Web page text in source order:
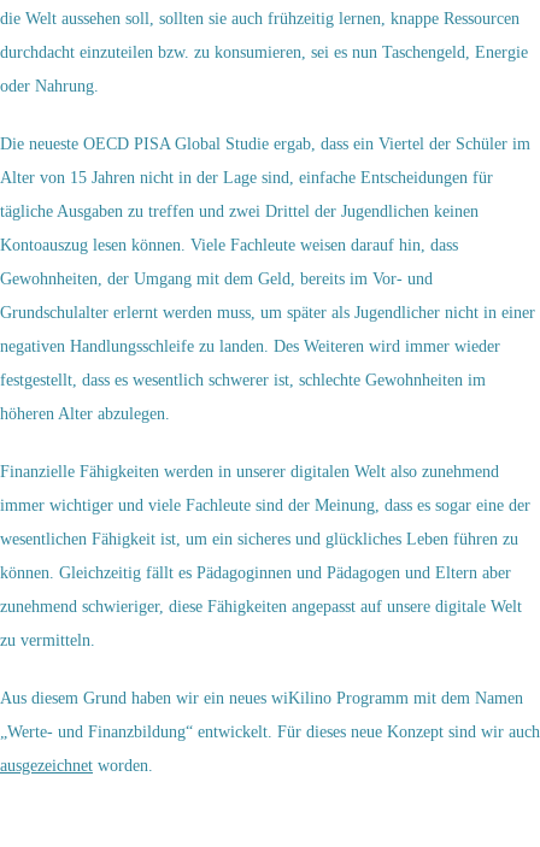
die Welt aussehen soll, sollten sie auch frühzeitig lernen, knappe Ressourcen
durchdacht einzuteilen bzw. zu konsumieren, sei es nun Taschengeld, Energie
oder Nahrung.
Die neueste OECD PISA Global Studie ergab, dass ein Viertel der Schüler im
Alter von 15 Jahren nicht in der Lage sind, einfache Entscheidungen für
tägliche Ausgaben zu treffen und zwei Drittel der Jugendlichen keinen
Kontoauszug lesen können. Viele Fachleute weisen darauf hin, dass
Gewohnheiten, der Umgang mit dem Geld, bereits im Vor- und
Grundschulalter erlernt werden muss, um später als Jugendlicher nicht in einer
negativen Handlungsschleife zu landen. Des Weiteren wird immer wieder
festgestellt, dass es wesentlich schwerer ist, schlechte Gewohnheiten im
höheren Alter abzulegen.
Finanzielle Fähigkeiten werden in unserer digitalen Welt also zunehmend
immer wichtiger und viele Fachleute sind der Meinung, dass es sogar eine der
wesentlichen Fähigkeit ist, um ein sicheres und glückliches Leben führen zu
können. Gleichzeitig fällt es Pädagoginnen und Pädagogen und Eltern aber
zunehmend schwieriger, diese Fähigkeiten angepasst auf unsere digitale Welt
zu vermitteln.
Aus diesem Grund haben wir ein neues wiKilino Programm mit dem Namen
„Werte- und Finanzbildung“ entwickelt. Für dieses neue Konzept sind wir auch
ausgezeichnet worden.